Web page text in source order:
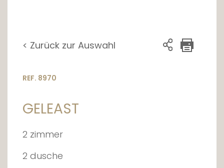
< Zurück zur Auswahl
REF. 8970
GELEAST
2 zimmer
2 dusche